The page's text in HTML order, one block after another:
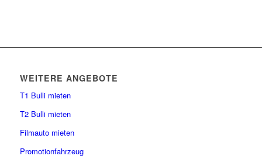
WEITERE ANGEBOTE
T1 Bulli mieten
T2 Bulli mieten
Filmauto mieten
Promotionfahrzeug